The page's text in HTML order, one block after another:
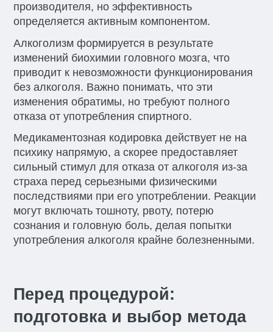
производителя, но эффективность
определяется активным компонентом.
Алкоголизм формируется в результате
изменений биохимии головного мозга, что
приводит к невозможности функционирования
без алкоголя. Важно понимать, что эти
изменения обратимы, но требуют полного
отказа от употребления спиртного.
Медикаментозная кодировка действует не на
психику напрямую, а скорее предоставляет
сильный стимул для отказа от алкоголя из-за
страха перед серьезными физическими
последствиями при его употреблении. Реакции
могут включать тошноту, рвоту, потерю
сознания и головную боль, делая попытки
употребления алкоголя крайне болезненными.
Перед процедурой:
подготовка и выбор метода